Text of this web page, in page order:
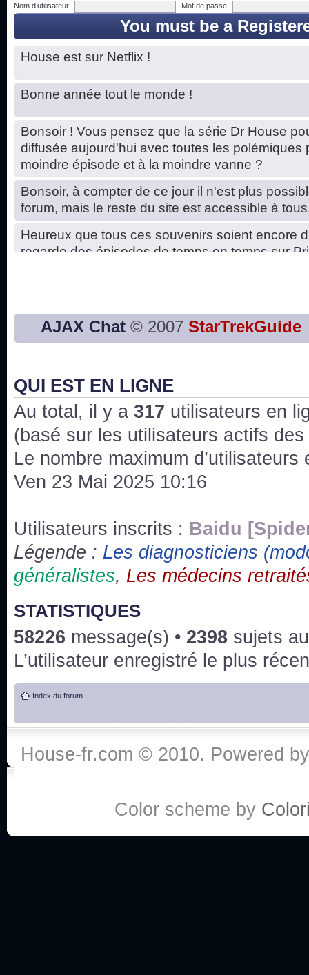
Nom d’utilisateur:
Mot de passe:
You must be a
House est sur Netflix !
Bonne année tout le monde !
Bonsoir ! Vous pensez que la série Dr House
diffusée aujourd'hui avec toutes les polémiques
moindre épisode et à la moindre vanne ?
Bonsoir, à compter de ce jour il n'est plus
forum, mais le reste du site est accessible à
Heureux que tous ces souvenirs soient encore
regarde des épisodes de temps en temps sur
Bon, 2020, ça n'a pas trop marché. JE vous
issus des saisons 6; 7 et 8 !
Bonne année 2020 !
Bonne année 2019 !
Joyeux Noël !
Bonne année tout le monde !
Un peu de ménage, spams supprimés. Depuis
chaines françaises diffusent House, HD1 et
3x24 Human Error mais je suis pas sur
Bonjour j'aimerais que l'on m'aide à trouver un
qu'une personne fait un arrêt cardiaque mais
:he:
Salut tout le monde ! Je me fais un petit après
AJAX Chat © 2007 StarTrekGuide
QUI EST EN LIGNE
Au total, il y a 317 utilisateurs en
(basé sur les utilisateurs actifs
Le nombre maximum
Ven 23 Mai 2025 10:16
Utilisateurs inscrits : Baidu
Légende : Les diagnosticiens
généralistes, Les médecins
STATISTIQUES
58226 message(s) • 2398 sujets
L’utilisateur enregistré le plus
Index du forum
House-fr.com © 2010. Powered
Color scheme by